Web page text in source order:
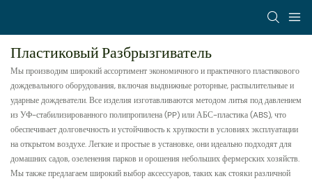
Пластиковый Разбрызгиватель
Мы производим широкий ассортимент экономичного и практичного пластикового
дождевального оборудования, включая выдвижные роторные, распылительные и
ударные дождеватели. Все изделия изготавливаются методом литья под давлением
из УФ-стабилизированного полипропилена (PP) или АБС-пластика (ABS), что
обеспечивает долговечность и устойчивость к хрупкости в условиях эксплуатации
на открытом воздухе. Легкие и простые в установке, они идеально подходят для
домашних садов, озеленения парков и орошения небольших фермерских хозяйств.
Мы также предлагаем широкий выбор аксессуаров, таких как стояки различной